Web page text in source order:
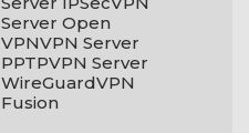
Server Open
VPNVPN Server
PPTPVPN Server
WireGuardVPN
Fusion